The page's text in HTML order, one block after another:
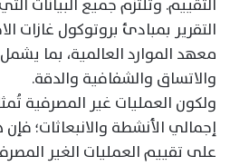
التقرير بمبادئ بروتوكول غازات
معهد الموارد العالمية، بما
والاتساق والشفافية والدقة.
ولكون العمليات غير المصرفية
إجمالي الأنشطة والانبعاثات؛ فإن
على تقييم العمليات الغير